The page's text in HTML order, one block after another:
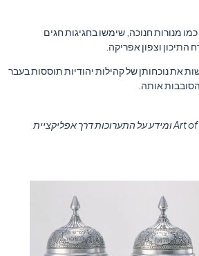
מנורות חנוכה, שימשו בחגיגות חגים
את נוכחותן של קהילות יהודיות תוססות בעבר
אותה.
מיקומי Art of Faith ומידע על התערוכות דרך אפליקציית